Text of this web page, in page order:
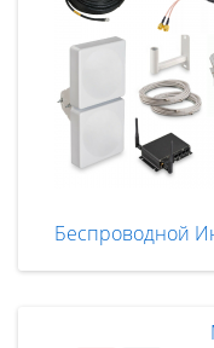
Беспроводной